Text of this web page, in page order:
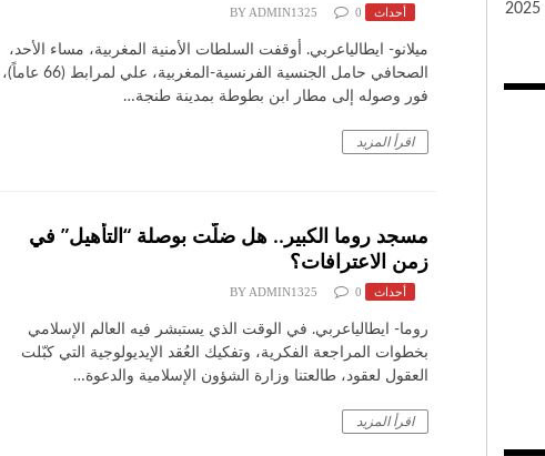
أحداث BY ADMIN1325 0
ميلانو- ايطالياعربي. أوقفت السلطات الأمنية المغربية، مساء الأحد،
الصحافي حامل الجنسية الفرنسية-المغربية، علي لمرابط (66 عاماً)،
فور وصوله إلى مطار ابن بطوطة بمدينة طنجة…
اقرأ المزيد
مسجد روما الكبير.. هل ضلّت بوصلة “التأهيل” في
زمن الاعترافات؟
أحداث BY ADMIN1325 0
روما- ​ايطالياعربي. ​في الوقت الذي يستبشر فيه العالم الإسلامي
بخطوات المراجعة الفكرية، وتفكيك العُقد الإيديولوجية التي كبّلت
العقول لعقود، طالعتنا وزارة الشؤون الإسلامية والدعوة…
اقرأ المزيد